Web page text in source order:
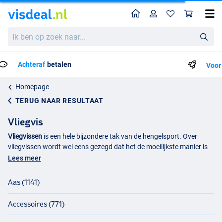
ben
naar...
HomeProfiel
Voor 23:59 Besteld = Morgen in huis!*
Homepage
TERUG NAAR RESULTAAT
Vliegvis
Vliegvissen is een hele bijzondere tak van de hengelsport. Over
vliegvissen wordt wel eens gezegd dat het de moeilijkste manier is
om een vis te vangen en juist daar zit de charme in van deze
echt om het vissen en de manier waarop. Natuurlijk is het mooi als
je vangt en dat is ook echt de bedoeling, maar bij het vliegvissen
Vliegvissen Nederland
Lees meer
Aas (1141)
Accessoires (771)